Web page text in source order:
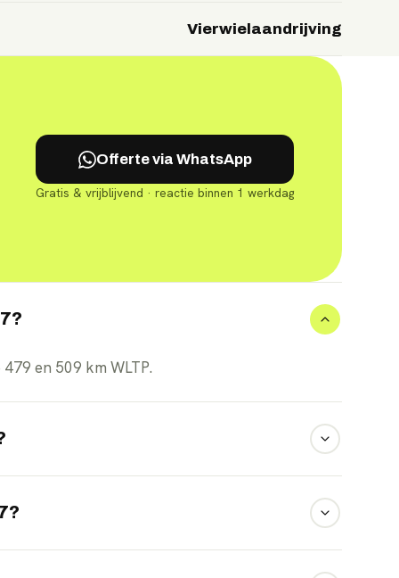
Vierwielaandrijving
Offerte via WhatsApp
Gratis & vrijblijvend · reactie binnen 1 werkdag
en 509 km WLTP.